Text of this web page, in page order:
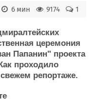
флота
1
9174
6 мин
церемония
Папанин" проекта
проходило
репортаже.